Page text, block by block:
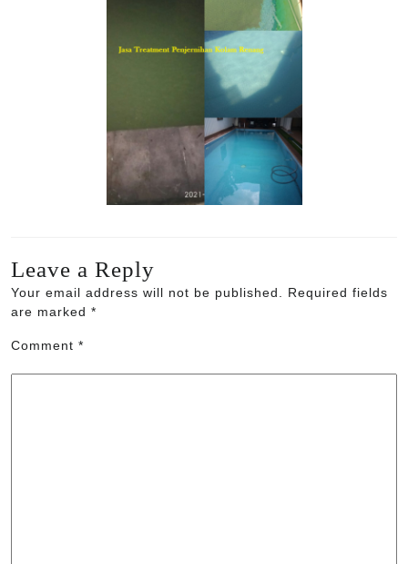
Leave a Reply
Your email address will not be published.
Required fields
are marked *
Comment *